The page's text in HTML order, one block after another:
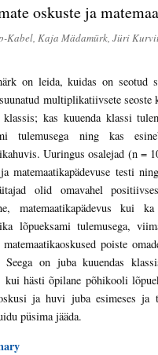
oskuste ja
Kabel, Kaja Mädamürk, Jüri
on leida, kuidas on seotud
multiplikatiivsete seoste
klassis; kas kuuenda klassi
tulemusega ning kas
Uuringus osalejad (n =
matemaatikapädevuse testi
olid omavahel
matemaatikapädevus kui
lõpueksami tulemusega,
poiste
Seega on juba kuuendas
kui hästi õpilane põhikooli
ja huvi juba esimeses ja
püsima jääda.